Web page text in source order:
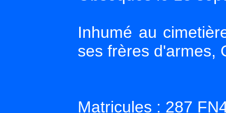
Inhumé au
ses frères d'armes,
Matricules : 287